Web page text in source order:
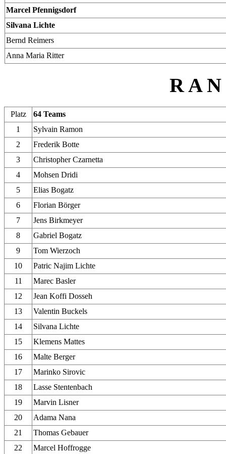
Marcel Pfennigsdorf
Silvana Lichte
Bernd Reimers
Anna Maria Ritter
R A
Platz
64 Teams
1
Sylvain Ramon
2
Frederik Botte
3
Christopher Czarnetta
4
Mohsen Dridi
5
Elias Bogatz
6
Florian Börger
7
Jens Birkmeyer
8
Gabriel Bogatz
9
Tom Wierzoch
10
Patric Najim Lichte
11
Marec Basler
12
Jean Koffi Dosseh
13
Valentin Buckels
14
Silvana Lichte
15
Klemens Mattes
16
Malte Berger
17
Marinko Sirovic
18
Lasse Stentenbach
19
Marvin Lisner
20
Adama Nana
21
Thomas Gebauer
22
Marcel Hoffrogge